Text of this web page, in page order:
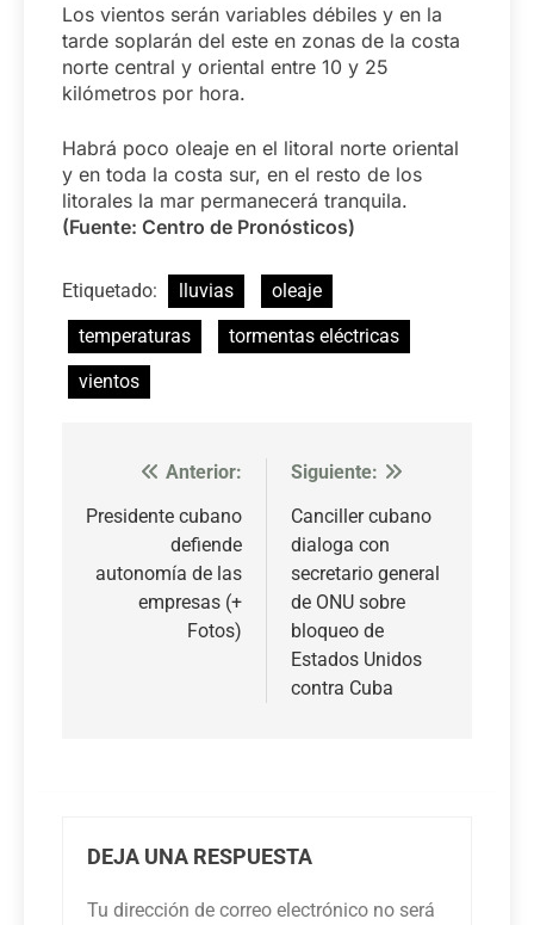
Los vientos serán variables débiles y en la
tarde soplarán del este en zonas de la costa
norte central y oriental entre 10 y 25
kilómetros por hora.
Habrá poco oleaje en el litoral norte oriental
y en toda la costa sur, en el resto de los
litorales la mar permanecerá tranquila.
(Fuente: Centro de Pronósticos)
Etiquetado: lluvias
oleaje
temperaturas
tormentas eléctricas
vientos
Navegación
de
entradas
Anterior:
Presidente cubano
defiende
autonomía de las
empresas (+
Fotos)
Siguiente:
Canciller cubano
dialoga con
secretario general
de ONU sobre
bloqueo de
Estados Unidos
contra Cuba
DEJA UNA RESPUESTA
Tu dirección de correo electrónico no será